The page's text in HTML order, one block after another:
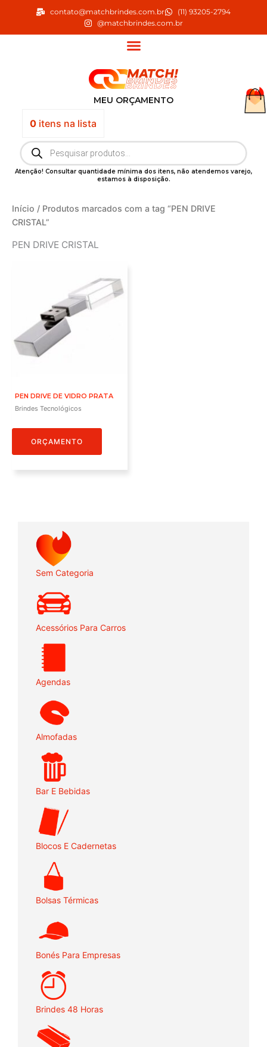
o
contato@matchbrindes.com.br
(11) 93205-2794
@matchbrindes.com.br
MEU ORÇAMENTO
0itens na lista
Pesquisar
produtos
Atenção! Consultar quantidade mínima dos itens, não atendemos varejo,
estamos à disposição.
Sem Categoria
Acessórios Para Carros
Agendas
Almofadas
Bar E Bebidas
Blocos E Cadernetas
Bolsas Térmicas
Bonés Para Empresas
Brindes 48 Horas
Início / Produtos marcados com a tag “PEN DRIVE
CRISTAL”
PEN DRIVE CRISTAL
PEN DRIVE DE VIDRO PRATA
Brindes Tecnológicos
ORÇAMENTO